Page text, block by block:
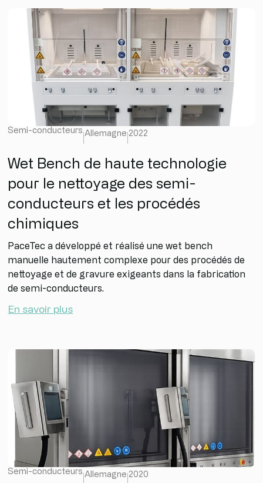
Semi-conducteurs Allemagne 2022
Wet Bench de haute technologie
pour le nettoyage des semi-
conducteurs et les procédés
chimiques
PaceTec a développé et réalisé une wet bench
manuelle hautement complexe pour des procédés de
nettoyage et de gravure exigeants dans la fabrication
de semi-conducteurs.
En savoir plus
Semi-conducteurs Allemagne 2020